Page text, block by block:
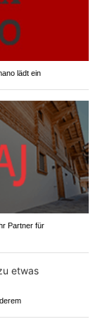
lädt ein
Partner für